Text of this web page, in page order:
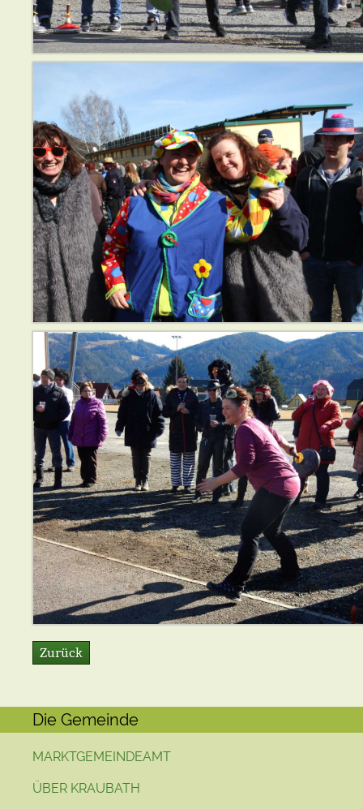
Zurück
Die Gemeinde
MARKTGEMEINDEAMT
ÜBER KRAUBATH